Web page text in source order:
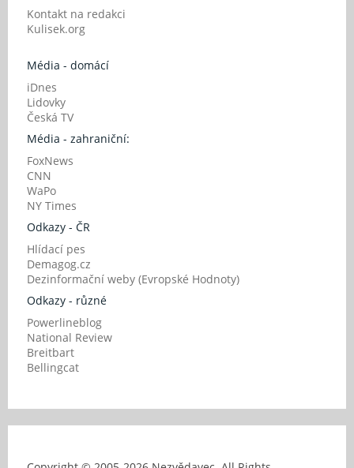
Kontakt na redakci
Kulisek.org
Média - domácí
iDnes
Lidovky
Česká TV
Média - zahraniční:
FoxNews
CNN
WaPo
NY Times
Odkazy - ČR
Hlídací pes
Demagog.cz
Dezinformační weby (Evropské Hodnoty)
Odkazy - různé
Powerlineblog
National Review
Breitbart
Bellingcat